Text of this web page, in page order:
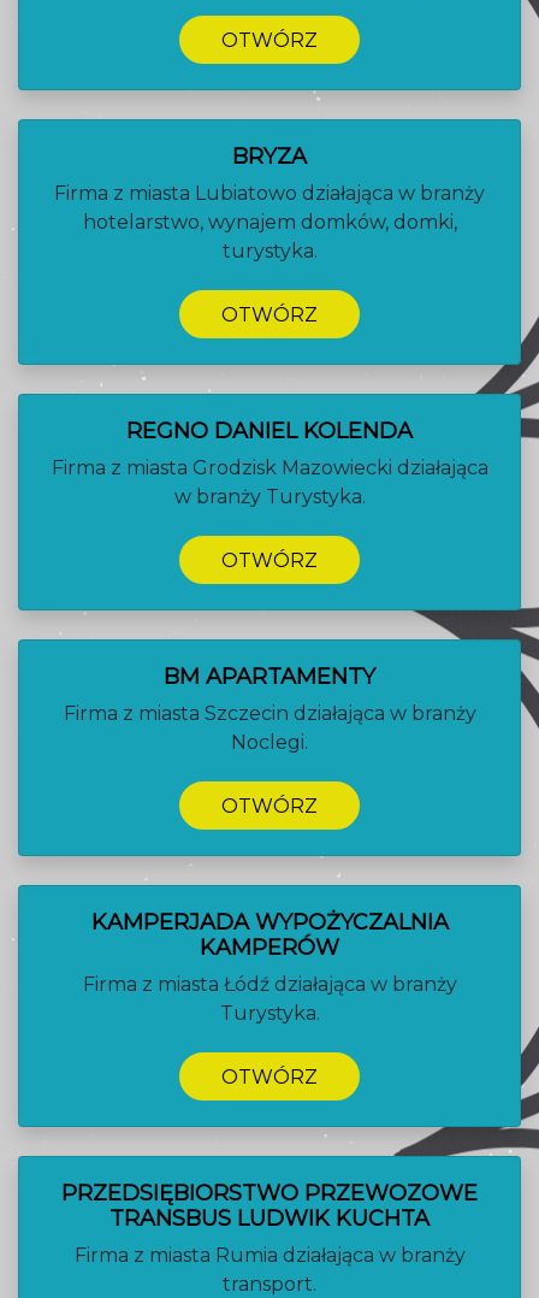
OTWÓRZ
BRYZA
Firma z miasta Lubiatowo działająca w branży
hotelarstwo, wynajem domków, domki,
turystyka.
OTWÓRZ
REGNO DANIEL KOLENDA
Firma z miasta Grodzisk Mazowiecki działająca
w branży Turystyka.
OTWÓRZ
BM APARTAMENTY
Firma z miasta Szczecin działająca w branży
Noclegi.
OTWÓRZ
KAMPERJADA WYPOŻYCZALNIA
KAMPERÓW
Firma z miasta Łódź działająca w branży
Turystyka.
OTWÓRZ
PRZEDSIĘBIORSTWO PRZEWOZOWE
TRANSBUS LUDWIK KUCHTA
Firma z miasta Rumia działająca w branży
transport.